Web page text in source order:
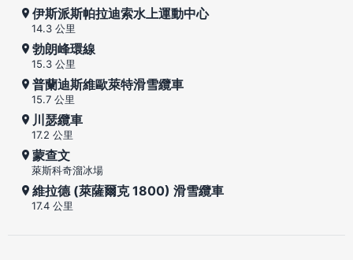
伊斯派斯帕拉迪索水上運動中心
14.3 公里
勃朗峰環線
15.3 公里
普蘭迪斯維歐萊特滑雪纜車
15.7 公里
川瑟纜車
17.2 公里
蒙查文
萊斯科奇溜冰場
維拉德 (萊薩爾克 1800) 滑雪纜車
17.4 公里